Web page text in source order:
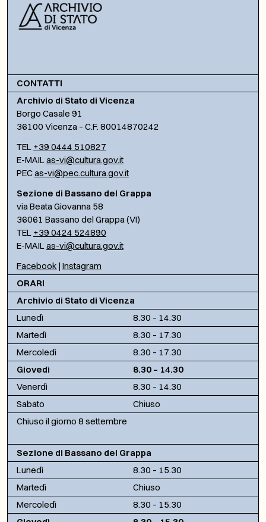
CONTATTI
Archivio di Stato di Vicenza
Borgo Casale 91
36100 Vicenza – C.F. 80014870242
TEL +39 0444 510827
E-MAILas-vi@cultura.gov.it
PECas-vi@pec.cultura.gov.it
Sezione di Bassano del Grappa
via Beata Giovanna 58
36061 Bassano del Grappa (VI)
TEL +39 0424 524890
E-MAILas-vi@cultura.gov.it
Facebook | Instagram
ORARI
Archivio di Stato di Vicenza
Lunedì
8.30 – 14.30
Martedì
8.30 – 17.30
Mercoledì
8.30 – 17.30
Giovedì
8.30 – 14.30
Venerdì
8.30 – 14.30
Sabato
Chiuso
Chiuso il giorno 8 settembre
Sezione di Bassano del Grappa
Lunedì
8.30 – 15.30
Martedì
Chiuso
Mercoledì
8.30 – 15.30